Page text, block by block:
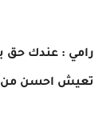
رامي : عندك حق
تعيش احسن من